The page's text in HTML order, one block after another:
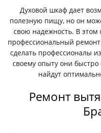
Духовой шкаф дает
полезную пищу, но он
свою надежность. В
профессиональный
сделать профессионалы
своему опыту они
найдут
Ремонт